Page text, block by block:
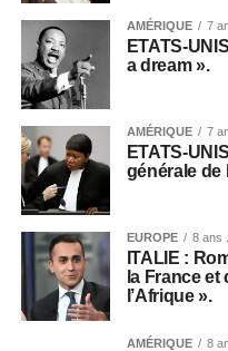
AMÉRIQUE 7
ETATS-
a dream ».
AMÉRIQUE 7
ETATS-
générale de
EUROPE 8 ans .
ITALIE :
la France
l’Afrique ».
AMÉRIQUE 8